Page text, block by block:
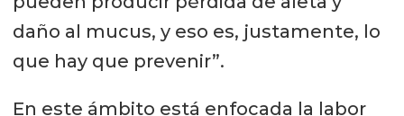
daño al mucus, y eso es, justamente, lo
que hay que prevenir”.
En este ámbito está enfocada la labor